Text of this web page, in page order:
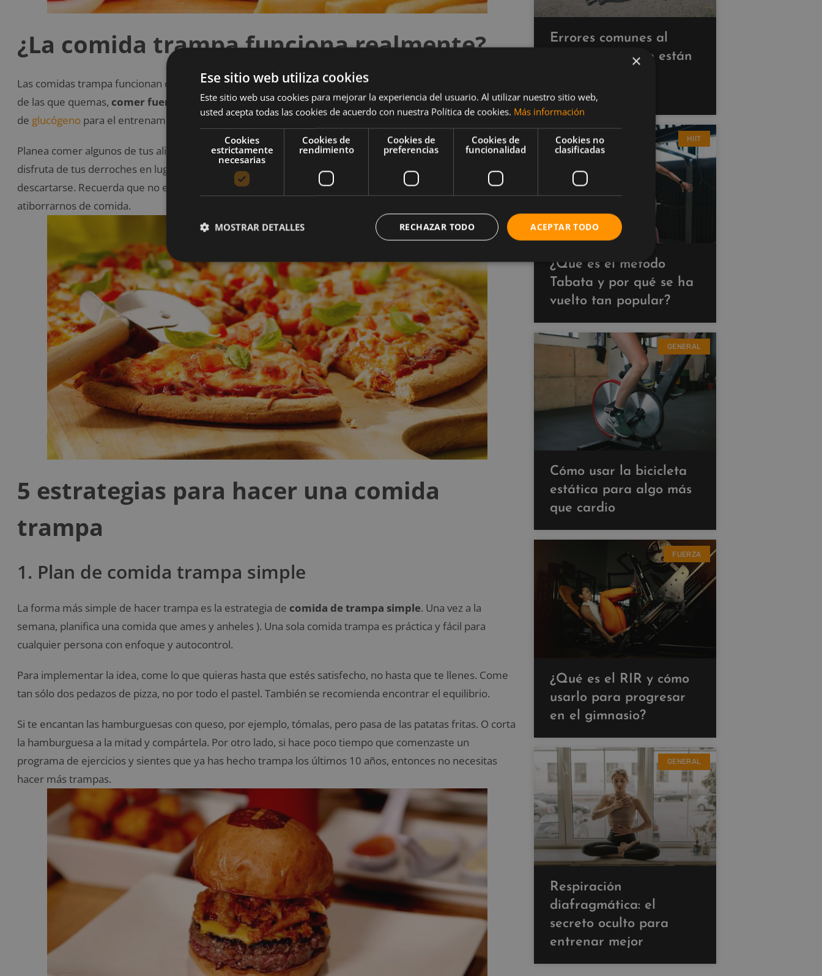
¿La comida trampa funciona realmente?
Las comidas trampa funcionan cuando se planifican. Después de varios días de consumir menos calorías
de las que quemas, comer fuera de la dieta puede acelerar tu metabolismomientras te abasteces
de glucógeno para el entrenamiento del día siguiente.
Planea comer algunos de tus alimentos favoritos menos saludables como, galletas, pizza, cerveza, y
disfruta de tus derroches en lugar de sentirte culpable. La moderación, sin embargo, no puede
descartarse. Recuerda que no es una licencia para lanzarse a comer de todo, y no estamos tratando de
atiborrarnos de comida.
5 estrategias para hacer una comida
trampa
1. Plan de comida trampa simple
La forma más simple de hacer trampa es la estrategia de comida de trampa simple. Una vez a la
semana, planifica una comida que ames y anheles ). Una sola comida trampa es práctica y fácil para
cualquier persona con enfoque y autocontrol.
Para implementar la idea, come lo que quieras hasta que estés satisfecho, no hasta que te llenes. Come
tan sólo dos pedazos de pizza, no por todo el pastel. También se recomienda encontrar el equilibrio.
Si te encantan las hamburguesas con queso, por ejemplo, tómalas, pero pasa de las patatas fritas. O corta
la hamburguesa a la mitad y compártela. Por otro lado, si hace poco tiempo que comenzaste un
programa de ejercicios y sientes que ya has hecho trampa los últimos 10 años, entonces no necesitas
hacer más trampas.
Errores comunes al
hacer cardio que están
resultados
HIIT
¿Qué es el método
Tabata y por qué se ha
vuelto tan popular?
GENERAL
Cómo usar la bicicleta
estática para algo más
que cardio
FUERZA
¿Qué es el RIR y cómo
usarlo para progresar
en el gimnasio?
GENERAL
Respiración
diafragmática: el
secreto oculto para
entrenar mejor
×
Ese sitio web utiliza cookies
Este sitio web usa cookies para mejorar la experiencia del usuario. Al utilizar nuestro sitio web,
usted acepta todas las cookies de acuerdo con nuestra Política de cookies. Más información
Cookies
estrictamente
necesarias
Cookies de
rendimiento
Cookies de
preferencias
Cookies de
funcionalidad
Cookies no
clasificadas
ACEPTAR TODO
RECHAZAR TODO
MOSTRAR DETALLES